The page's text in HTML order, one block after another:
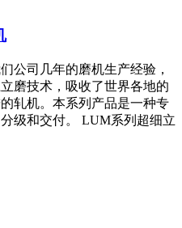
公司几年的磨机生产经验，
磨技术，吸收了世界各地的
轧机。本系列产品是一种专
级和交付。 LUM系列超细立